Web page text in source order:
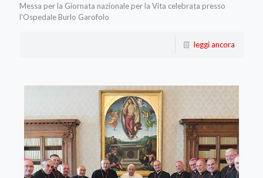
Messa per la Giornata nazionale per la Vita celebrata presso
l'Ospedale Burlo Garofolo
leggi ancora